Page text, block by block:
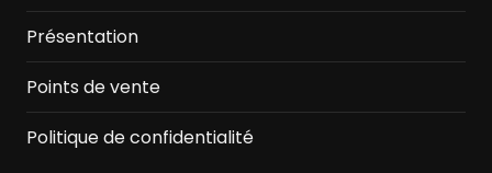
Présentation
Points de vente
Politique de confidentialité